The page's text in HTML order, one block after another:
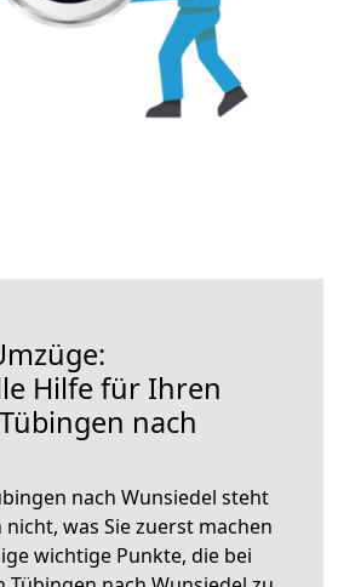
Hilfe für Ihren
nach
nach Wunsiedel steht
nicht, was Sie zuerst machen
wichtige Punkte, die bei